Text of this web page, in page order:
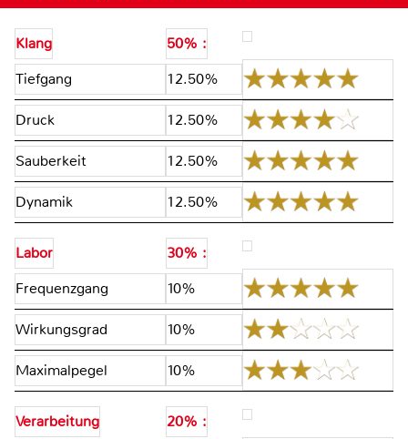
Klang
50% :
Tiefgang
12.50%
Druck 12.50%
Sauberkeit 12.50%
Dynamik 12.50%
Labor
30% :
Frequenzgang
10%
Wirkungsgrad 10%
Maximalpegel 10%
Verarbeitung 20% :